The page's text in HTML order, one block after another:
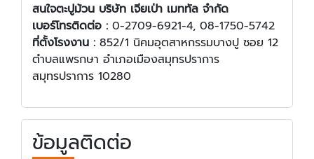
สนใจตะปูม้วน บริษัท เจียเป่า เมททัล จำกัด
เบอร์โทรติดต่อ : 0-2709-6921-4, 08-1750-5742
ที่ตั้งโรงงาน : 852/1 นิคมอุตสาหกรรมบางปู ซอย 12
ตำบลแพรกษา อำเภอเมืองสมุทรปราการ
สมุทรปราการ 10280
ข้อมูลติดต่อ